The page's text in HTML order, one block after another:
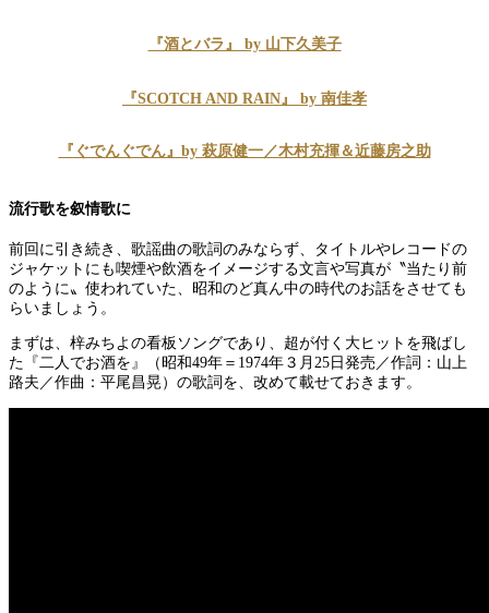
『酒とバラ』 by 山下久美子
『SCOTCH AND RAIN』 by 南佳孝
『ぐでんぐでん』by 萩原健一／木村充揮＆近藤房之助
流行歌を叙情歌に
前回に引き続き、歌謡曲の歌詞のみならず、タイトルやレコードの
ジャケットにも喫煙や飲酒をイメージする文言や写真が〝当たり前
のように〟使われていた、昭和のど真ん中の時代のお話をさせても
らいましょう。
まずは、梓みちよの看板ソングであり、超が付く大ヒットを飛ばし
た『二人でお酒を』（昭和49年＝1974年３月25日発売／作詞：山上
路夫／作曲：平尾昌晃）の歌詞を、改めて載せておきます。